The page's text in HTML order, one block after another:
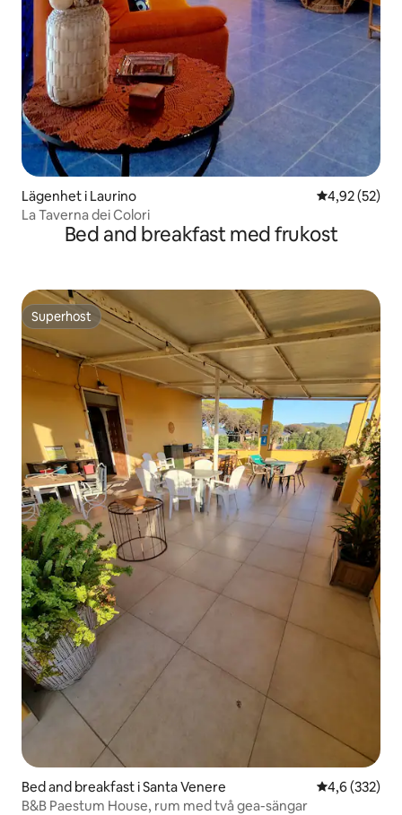
Lägenhet i Laurino 4,92 av 5 i
4,92 (52)
La Taverna dei Colori
Bed and breakfast med frukost
Superhost
Superhost
Bed and breakfast i Santa Venere 4,6 av 5 i
4,6 (332)
B&B Paestum House, rum med två gea-sängar